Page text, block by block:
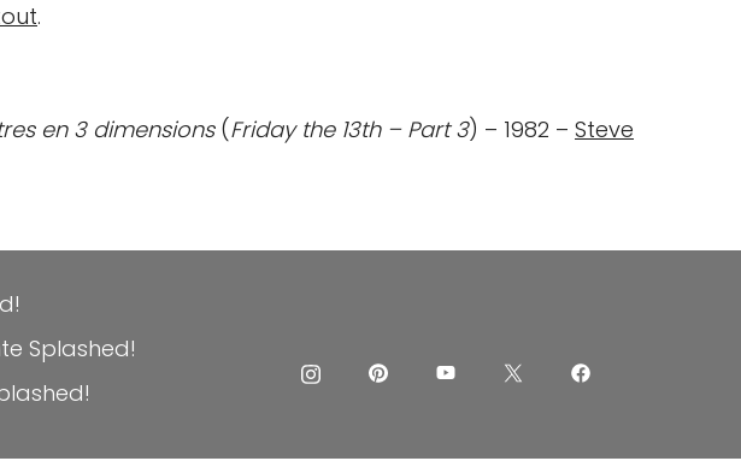
.
en 3 dimensions(Friday the 13th – Part 3) – 1982 – Steve
Splashed!